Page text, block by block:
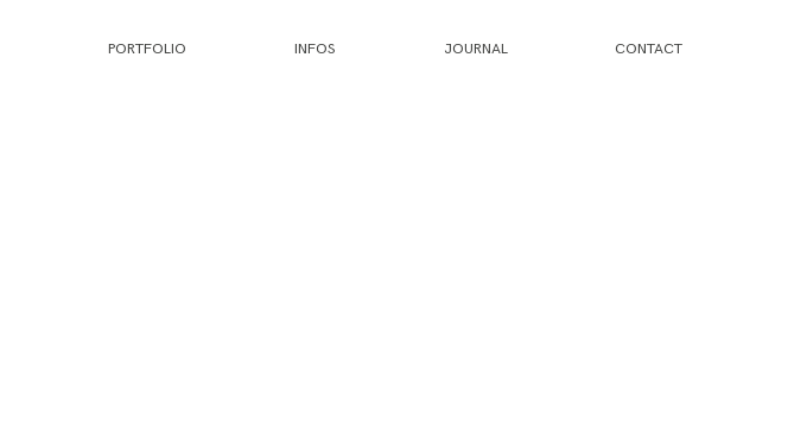
PORTFOLIO INFOS JOURNAL CONTACT